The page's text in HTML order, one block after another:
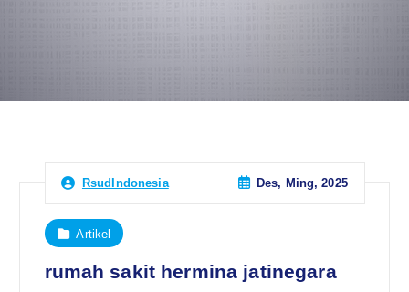
RsudIndonesia Des, Ming, 2025
Artikel
rumah sakit hermina jatinegara